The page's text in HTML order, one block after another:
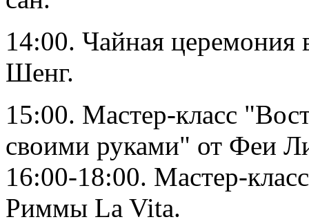
14:00. Чайная церемония
Шенг.
15:00. Мастер-класс
своими руками" от Феи
16:00-18:00. Мастер-
Риммы La Vita.